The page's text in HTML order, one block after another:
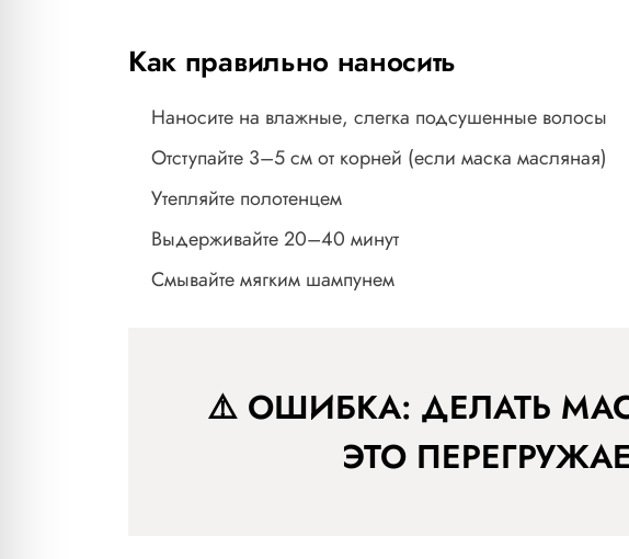
Как правильно наносить
Наносите на влажные, слегка подсушенные волосы
Отступайте 3–5 см от корней (если маска масляная)
Утепляйте полотенцем
Выдерживайте 20–40 минут
Смывайте мягким шампунем
⚠️ ОШИБКА: ДЕЛАТЬ
ЭТО